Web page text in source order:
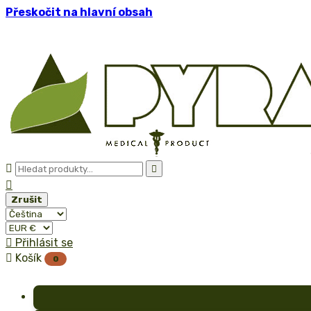
Přeskočit na hlavní obsah
 

Zrušit
 Přihlásit se
 Košík 0